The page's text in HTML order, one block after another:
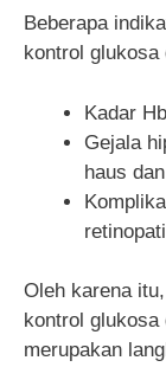
Beberapa
kontrol glukosa
Kadar
Gejala
haus
retinopati
Oleh karena
kontrol glukosa
merupakan